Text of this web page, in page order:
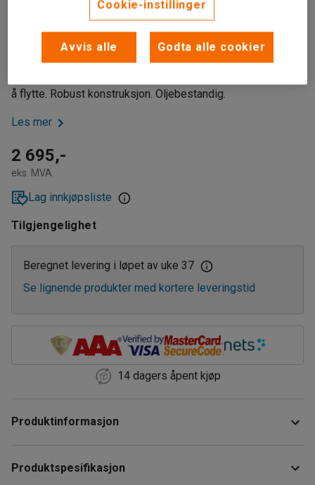
Oljebestandig
Robust konstruksjon
å flytte. Robust konstruksjon. Oljebestandig.
Les mer
2 695,-
eks. MVA
Lag innkjøpsliste
Tilgjengelighet
Beregnet levering i løpet av uke 37
Se lignende produkter med kortere leveringstid
14 dagers åpent kjøp
Produktinformasjon
Produktspesifikasjon
Cookie-instillinger
Avvis alle Godta alle cookier